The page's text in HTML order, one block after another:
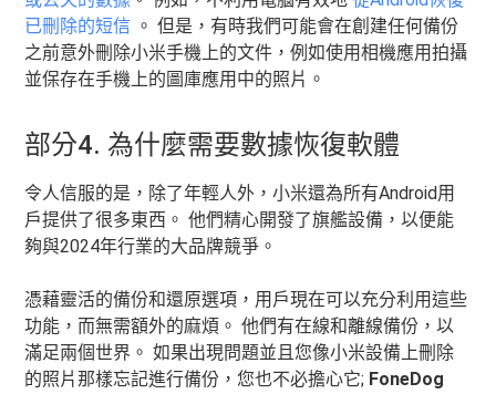
已刪除的短信 。 但是，有時我們可能會在創建任何備份
之前意外刪除小米手機上的文件，例如使用相機應用拍攝
並保存在手機上的圖庫應用中的照片。
部分4. 為什麼需要數據恢復軟體
令人信服的是，除了年輕人外，小米還為所有Android用
戶提供了很多東西。 他們精心開發了旗艦設備，以便能
夠與2024年行業的大品牌競爭。
憑藉靈活的備份和還原選項，用戶現在可以充分利用這些
功能，而無需額外的麻煩。 他們有在線和離線備份，以
滿足兩個世界。 如果出現問題並且您像小米設備上刪除
的照片那樣忘記進行備份，您也不必擔心它; FoneDog